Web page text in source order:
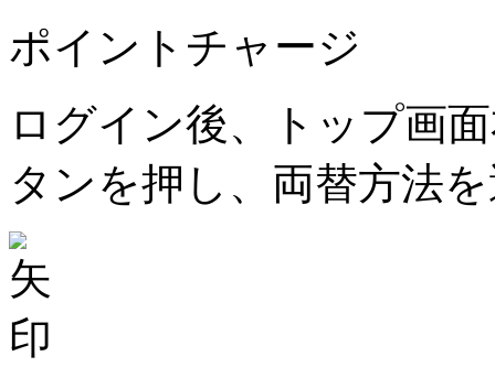
ポイントチャージ
ログイン後、トップ画
タンを押し、両替方法